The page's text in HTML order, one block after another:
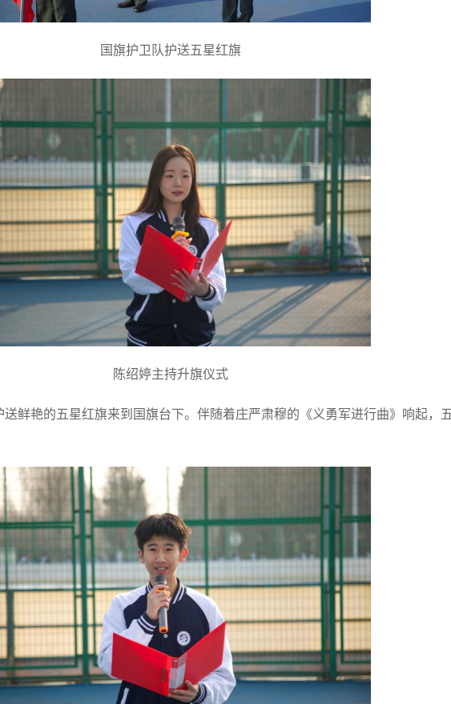
国旗护卫队护送五星红旗
陈绍婷主持升旗仪式
鲜艳的五星红旗来到国旗台下。伴随着庄严肃穆的《义勇军进行曲》响起，